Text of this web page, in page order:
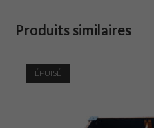
Produits similaires
ÉPUISÉ